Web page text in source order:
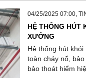
04/25/2025 07:00,
HỆ THỐNG HÚT
XƯỞNG
Hệ thống hút
toàn cháy nổ,
bảo thoát hiểm